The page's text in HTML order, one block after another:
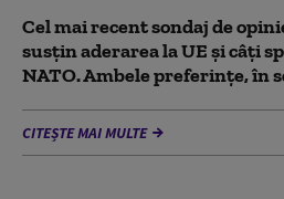
Cel mai recent sondaj de
susțin aderarea la UE și câți
NATO. Ambele preferințe, în
CITEȘTE MAI MULTE